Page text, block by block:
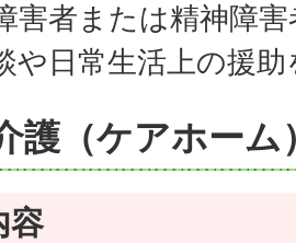
害者または精神障
や日常生活上の援
護（ケアホーム
容